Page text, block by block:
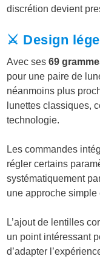
discrétion devient
⚔️ Design
Avec ses69
pour une paire de
néanmoins plus
lunettes classiques,
technologie.
Les commandes
régler certains
systématiquement
une approche simple
L’ajout de lentilles
un point intéressant
d’adapter